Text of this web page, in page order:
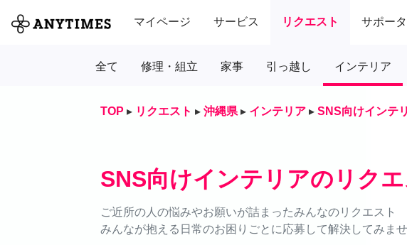
マイページ サービス リクエスト サポー
全て 修理・組立 家事 引っ越し インテリア
TOP ▸ リクエスト ▸ 沖縄県 ▸ インテリア ▸ SNS向けインテ
SNS向けインテリアのリクエ
ご近所の人の悩みやお願いが詰まったみんなのリクエスト
みんなが抱える日常のお困りごとに応募して解決してみま